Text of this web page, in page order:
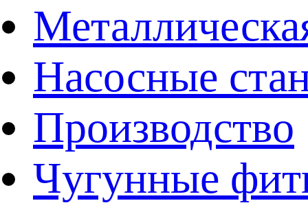
Насосные
Производство
Чугунные